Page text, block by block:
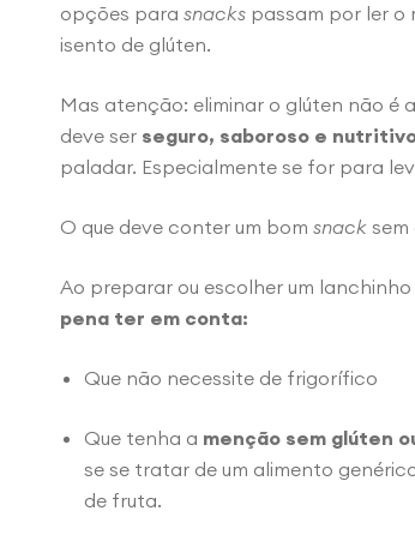
opções para snacks passam por ler o
isento de glúten.
Mas atenção: eliminar o glúten não é
deve ser seguro, saboroso e
paladar. Especialmente se for para
O que deve conter um bom snack
Ao preparar ou escolher um
pena ter em conta:
Que não necessite de frigorífico
Que tenha a menção sem glúten
se se tratar de um alimento
de fruta.